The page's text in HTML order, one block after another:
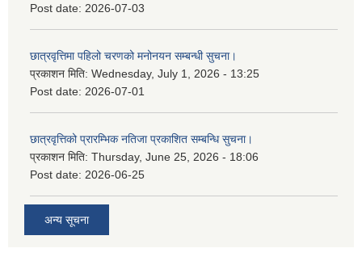
Post date: 2026-07-03
छात्रवृत्तिमा पहिलो चरणको मनोनयन सम्बन्धी सुचना।
प्रकाशन मिति: Wednesday, July 1, 2026 - 13:25
Post date: 2026-07-01
छात्रवृत्तिको प्रारम्भिक नतिजा प्रकाशित सम्बन्धि सुचना।
प्रकाशन मिति: Thursday, June 25, 2026 - 18:06
Post date: 2026-06-25
अन्य सूचना